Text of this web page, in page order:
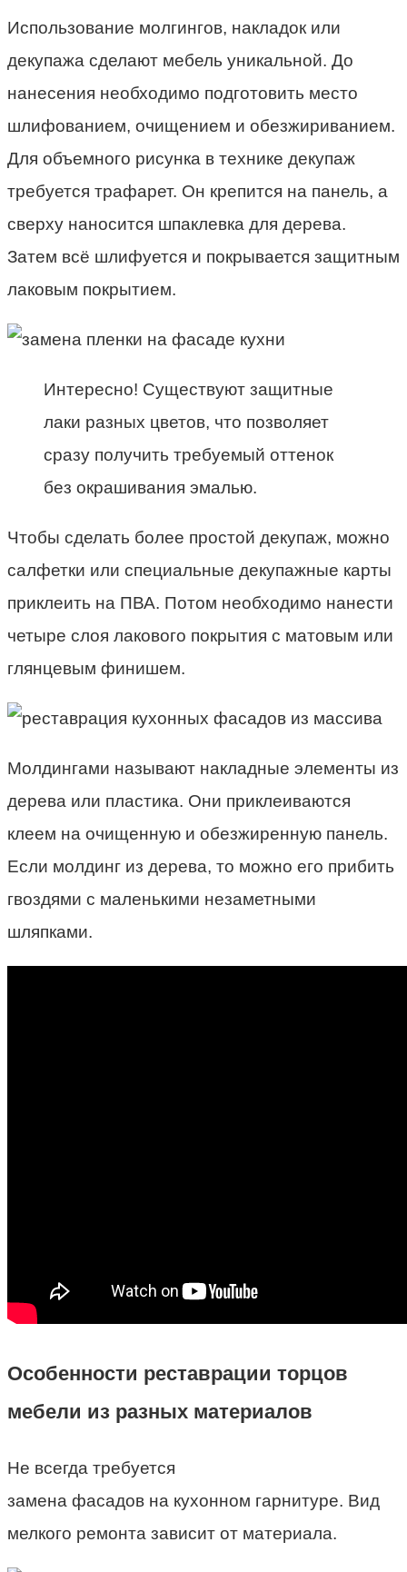
Использование молгингов, накладок или
декупажа сделают мебель уникальной. До
нанесения необходимо подготовить место
шлифованием, очищением и обезжириванием.
Для объемного рисунка в технике декупаж
требуется трафарет. Он крепится на панель, а
сверху наносится шпаклевка для дерева.
Затем всё шлифуется и покрывается защитным
лаковым покрытием.
Интересно! Существуют защитные
лаки разных цветов, что позволяет
сразу получить требуемый оттенок
без окрашивания эмалью.
Чтобы сделать более простой декупаж, можно
салфетки или специальные декупажные карты
приклеить на ПВА. Потом необходимо нанести
четыре слоя лакового покрытия с матовым или
глянцевым финишем.
Молдингами называют накладные элементы из
дерева или пластика. Они приклеиваются
клеем на очищенную и обезжиренную панель.
Если молдинг из дерева, то можно его прибить
гвоздями с маленькими незаметными
шляпками.
Особенности реставрации торцов
мебели из разных материалов
Не всегда требуется
замена фасадов на кухонном гарнитуре. Вид
мелкого ремонта зависит от материала.